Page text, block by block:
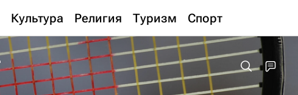
Культура Религия Туризм Спорт